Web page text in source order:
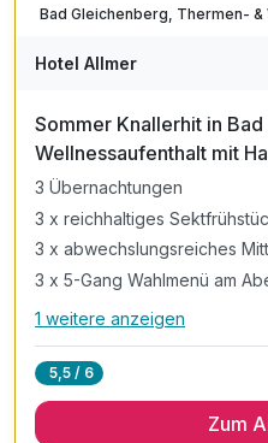
Hotel Allmer
Sommer Knallerhit in
Wellnessaufenthalt mit
3 Übernachtungen
3 x reichhaltiges
3 x abwechslungsreiches
3 x 5-Gang Wahlmenü am
Alle Inklusivleistungen
3 x reichhaltiges
1 weitere anzeigen
5,5 / 6
Zum